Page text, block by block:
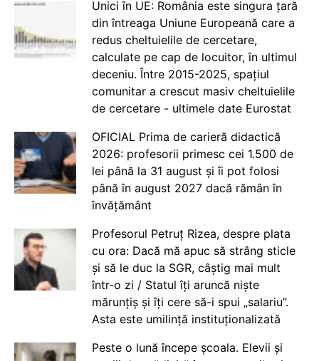
Unici în UE: România este singura țară
din întreaga Uniune Europeană care a
redus cheltuielile de cercetare,
calculate pe cap de locuitor, în ultimul
deceniu. Între 2015-2025, spațiul
comunitar a crescut masiv cheltuielile
de cercetare - ultimele date Eurostat
OFICIAL Prima de carieră didactică
2026: profesorii primesc cei 1.500 de
lei până la 31 august și îi pot folosi
până în august 2027 dacă rămân în
învățământ
Profesorul Petruț Rizea, despre plata
cu ora: Dacă mă apuc să strâng sticle
și să le duc la SGR, câștig mai mult
într-o zi / Statul îți aruncă niște
mărunțiș și îți cere să-i spui „salariu”.
Asta este umilință instituționalizată
Peste o lună începe școala. Elevii și